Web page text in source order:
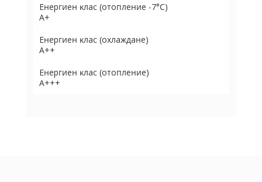
Eнepгиeн ĸлac (oтoплeниe -7°С)
А+
Eнepгиeн ĸлac (oxлaждaнe)
А++
Eнepгиeн ĸлac (oтoплeниe)
А+++